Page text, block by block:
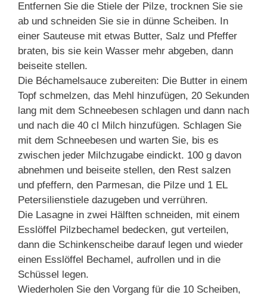
Entfernen Sie die Stiele der Pilze, trocknen Sie sie
ab und schneiden Sie sie in dünne Scheiben. In
einer Sauteuse mit etwas Butter, Salz und Pfeffer
braten, bis sie kein Wasser mehr abgeben, dann
beiseite stellen.
Die Béchamelsauce zubereiten: Die Butter in einem
Topf schmelzen, das Mehl hinzufügen, 20 Sekunden
lang mit dem Schneebesen schlagen und dann nach
und nach die 40 cl Milch hinzufügen. Schlagen Sie
mit dem Schneebesen und warten Sie, bis es
zwischen jeder Milchzugabe eindickt. 100 g davon
abnehmen und beiseite stellen, den Rest salzen
und pfeffern, den Parmesan, die Pilze und 1 EL
Petersilienstiele dazugeben und verrühren.
Die Lasagne in zwei Hälften schneiden, mit einem
Esslöffel Pilzbechamel bedecken, gut verteilen,
dann die Schinkenscheibe darauf legen und wieder
einen Esslöffel Bechamel, aufrollen und in die
Schüssel legen.
Wiederholen Sie den Vorgang für die 10 Scheiben,